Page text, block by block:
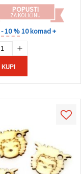
POPUSTI
ZA KOLIČINU
- 10 %10 komad +
KUPI